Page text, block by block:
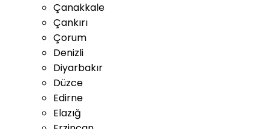
Çanakkale
Çankırı
Çorum
Denizli
Diyarbakır
Düzce
Edirne
Elazığ